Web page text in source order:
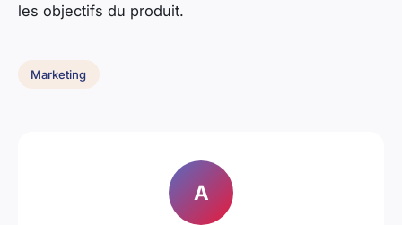
les objectifs du produit.
Marketing
A